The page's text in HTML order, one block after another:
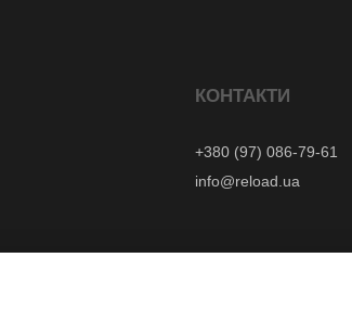
КОНТАКТИ
+380 (97) 086-79-61
info@reload.ua